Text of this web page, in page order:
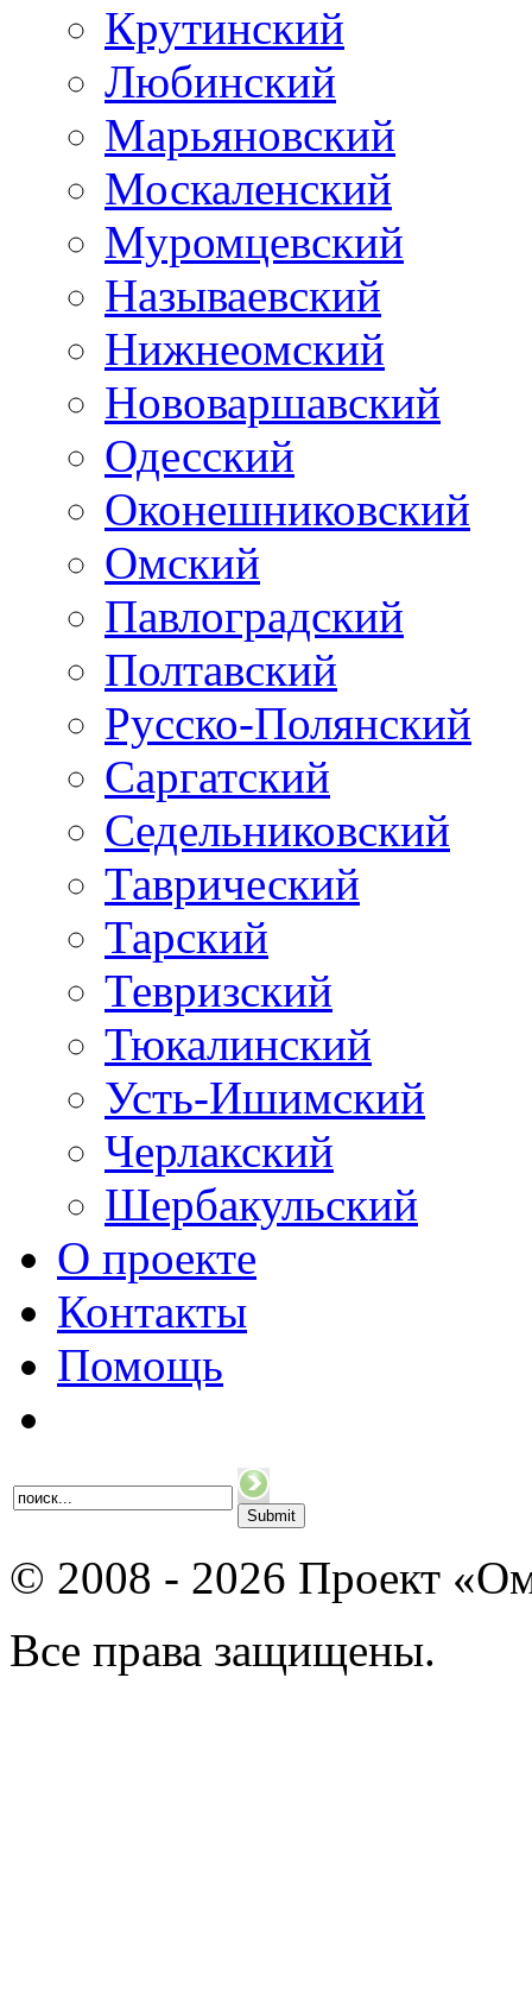
Крутинский
Любинский
Марьяновский
Москаленский
Муромцевский
Называевский
Нижнеомский
Нововаршавский
Одесский
Оконешниковский
Омский
Павлоградский
Полтавский
Русско-Полянский
Саргатский
Седельниковский
Таврический
Тарский
Тевризский
Тюкалинский
Усть-Ишимский
Черлакский
Шербакульский
О проекте
Контакты
Помощь
© 2008 - 2026 Проект
Все права защищены.